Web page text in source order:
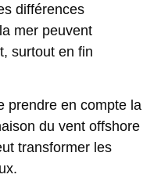
différences
mer peuvent
surtout en fin
prendre en compte la
du vent offshore
transformer les